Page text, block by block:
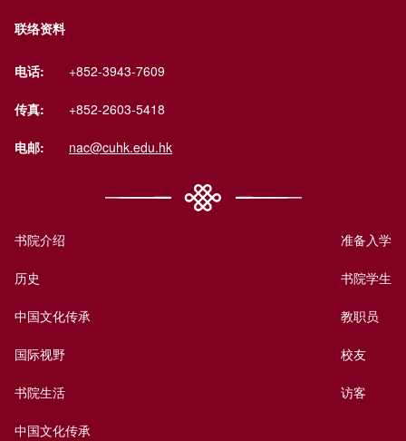
联络资料
电话: +852-3943-7609
传真: +852-2603-5418
电邮: nac@cuhk.edu.hk
书院介绍
历史
中国文化传承
国际视野
书院生活
中国文化传承
准备入学
书院学生
教职员
校友
访客